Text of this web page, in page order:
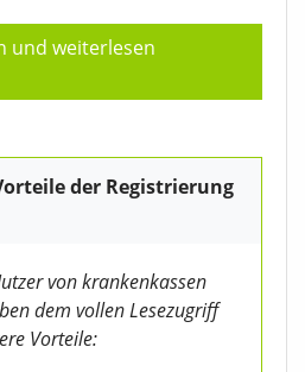
und weiterlesen
der Registrierung
von krankenkassen
dem vollen Lesezugriff
Vorteile: